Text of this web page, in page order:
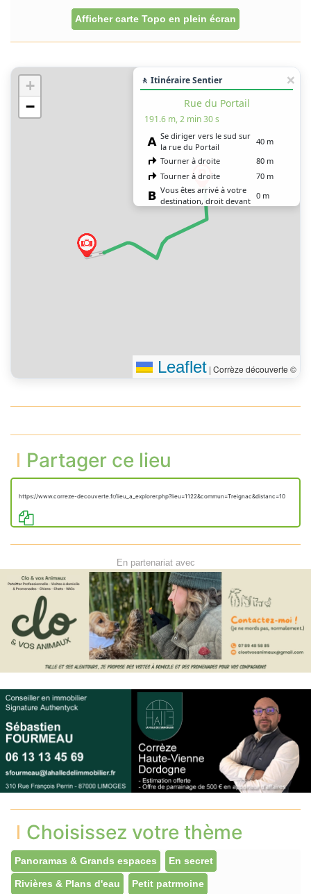
Afficher carte Topo en plein écran
+
−
🚶 Itinéraire Sentier
Rue du Portail
191.6 m, 2 min 30 s
Se diriger vers le sud sur
la rue du Portail
40 m
Tourner à droite
80 m
Tourner à droite
70 m
Vous êtes arrivé à votre
destination, droit devant
0 m
Leaflet | Corrèze découverte ©
Partager ce lieu
https://www.correze-decouverte.fr/lieu_a_explorer.php?lieu=1122&commun=Treignac&distanc=10
En partenariat avec
Choisissez votre thème
Panoramas & Grands espaces En secret
Rivières & Plans d'eau Petit patrmoine